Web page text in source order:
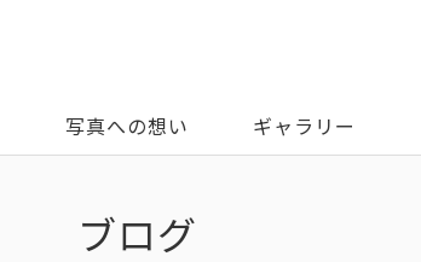
写真への想い ギャラリー
ブログ